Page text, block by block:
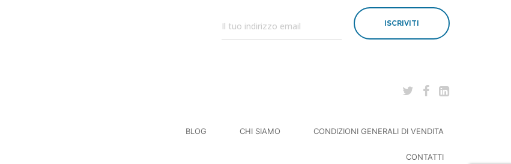
ISCRIVITI
BLOG CHI SIAMO CONDIZIONI GENERALI DI VENDITA
CONTATTI